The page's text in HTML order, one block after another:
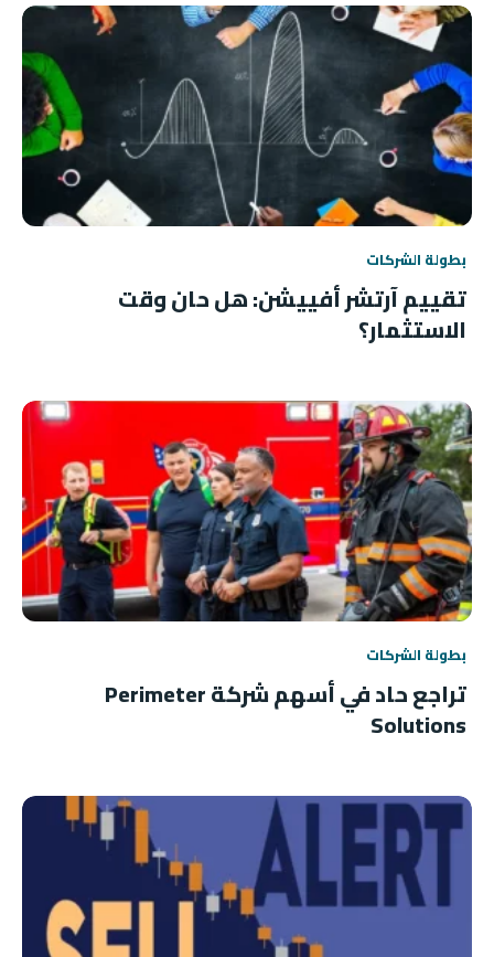
بطولة الشركات
تقييم آرتشر أفييشن: هل حان وقت
الاستثمار؟
بطولة الشركات
تراجع حاد في أسهم شركة Perimeter
Solutions